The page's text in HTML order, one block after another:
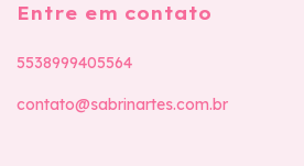
Entre em contato
5538999405564
contato@sabrinartes.com.br